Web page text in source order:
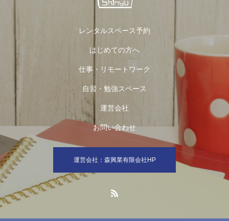
レンタルスペース予約
はじめての方へ
仕事・リモートワーク
自習・勉強スペース
運営会社
お問い合わせ
運営会社：森興業有限会社HP